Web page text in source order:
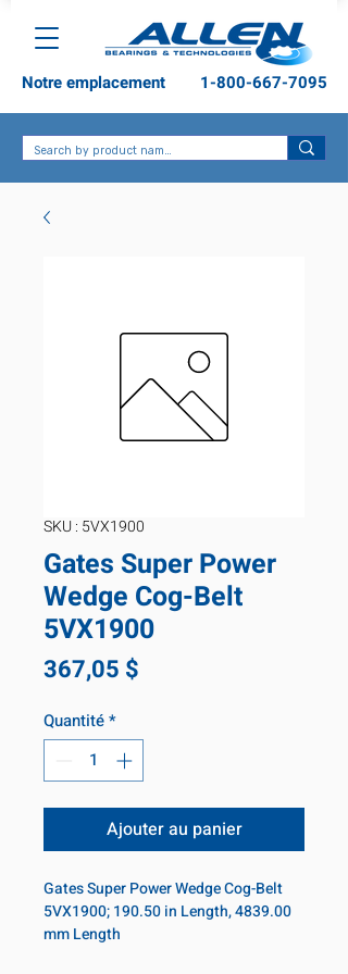
1-800-667-7095
Notre emplacement
SKU : 5VX1900
Gates Super Power
Wedge Cog-Belt
5VX1900
367,05 $
Quantité*
Ajouter au panier
Gates Super Power Wedge Cog-Belt
5VX1900; 190.50 in Length, 4839.00
mm Length